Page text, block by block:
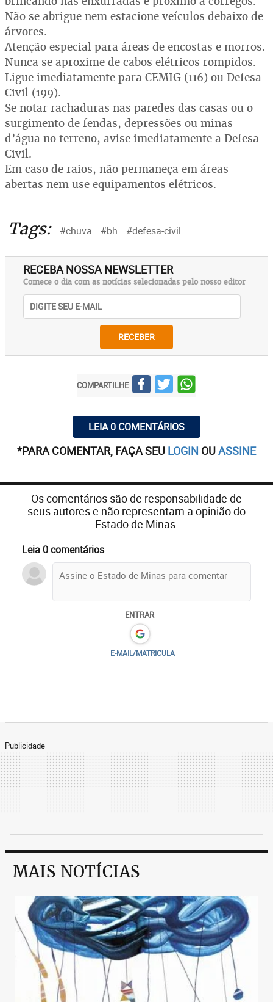
Não se abrigue nem estacione veículos debaixo de
árvores.
Atenção especial para áreas de encostas e morros.
Nunca se aproxime de cabos elétricos rompidos.
Ligue imediatamente para CEMIG (116) ou Defesa
Civil (199).
Se notar rachaduras nas paredes das casas ou o
surgimento de fendas, depressões ou minas
d’água no terreno, avise imediatamente a Defesa
Civil.
Em caso de raios, não permaneça em áreas
abertas nem use equipamentos elétricos.
Tags: #chuva #bh #defesa-civil
RECEBA NOSSA NEWSLETTER
Comece o dia com as notícias selecionadas pelo nosso editor
RECEBER
COMPARTILHE
LEIA 0 COMENTÁRIOS
*PARA COMENTAR, FAÇA SEU LOGIN OUASSINE
Os comentários são de responsabilidade de
seus autores e não representam a opinião do
Estado de Minas.
Leia 0 comentários
ENTRAR
E-MAIL/MATRICULA
Publicidade
MAIS NOTÍCIAS